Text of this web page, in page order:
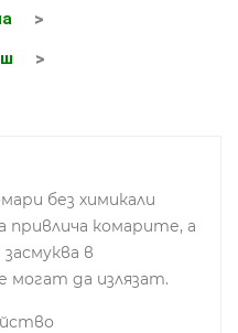
без химикали
привлича комарите, а
в
могат да излязат.